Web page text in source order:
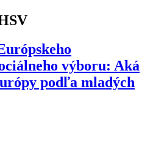
výboru: Aká
podľa mladých